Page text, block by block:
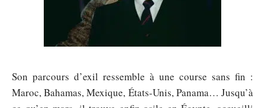
Son parcours d’exil ressemble à une course sans fin :
Maroc, Bahamas, Mexique, États-Unis, Panama… Jusqu’à